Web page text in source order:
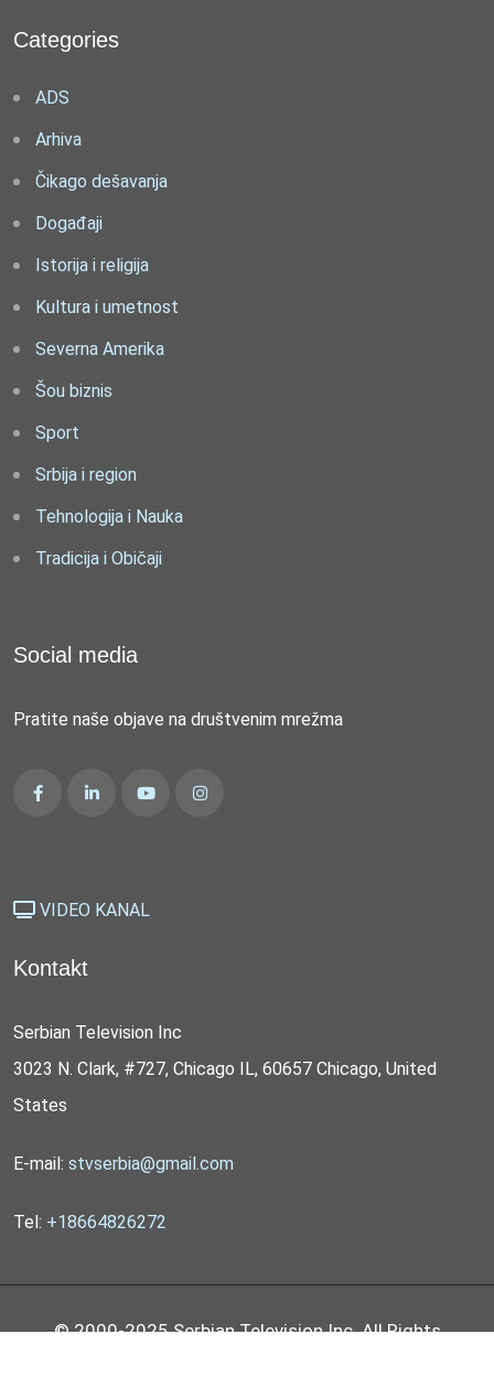
Categories
ADS
Arhiva
Čikago dešavanja
Događaji
Istorija i religija
Kultura i umetnost
Severna Amerika
Šou biznis
Sport
Srbija i region
Tehnologija i Nauka
Tradicija i Običaji
Social media
Pratite naše objave na društvenim mrežma
VIDEO KANAL
Kontakt
Serbian Television Inc
3023 N. Clark, #727, Chicago IL, 60657 Chicago, United
States
E-mail: stvserbia@gmail.com
Tel: +18664826272
© 2000-2025 Serbian Television Inc. All Rights